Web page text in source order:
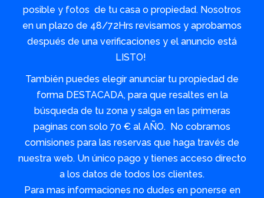
posible y fotos de tu casa o propiedad. Nosotros
en un plazo de 48/72Hrs revisamos y aprobamos
después de una verificaciones y el anuncio está
LISTO!
También puedes elegir anunciar tu propiedad de
forma DESTACADA, para que resaltes en la
búsqueda de tu zona y salga en las primeras
paginas con solo 70 € al AÑO. No cobramos
comisiones para las reservas que haga través de
nuestra web. Un único pago y tienes acceso directo
a los datos de todos los clientes.
Para mas informaciones no dudes en ponerse en